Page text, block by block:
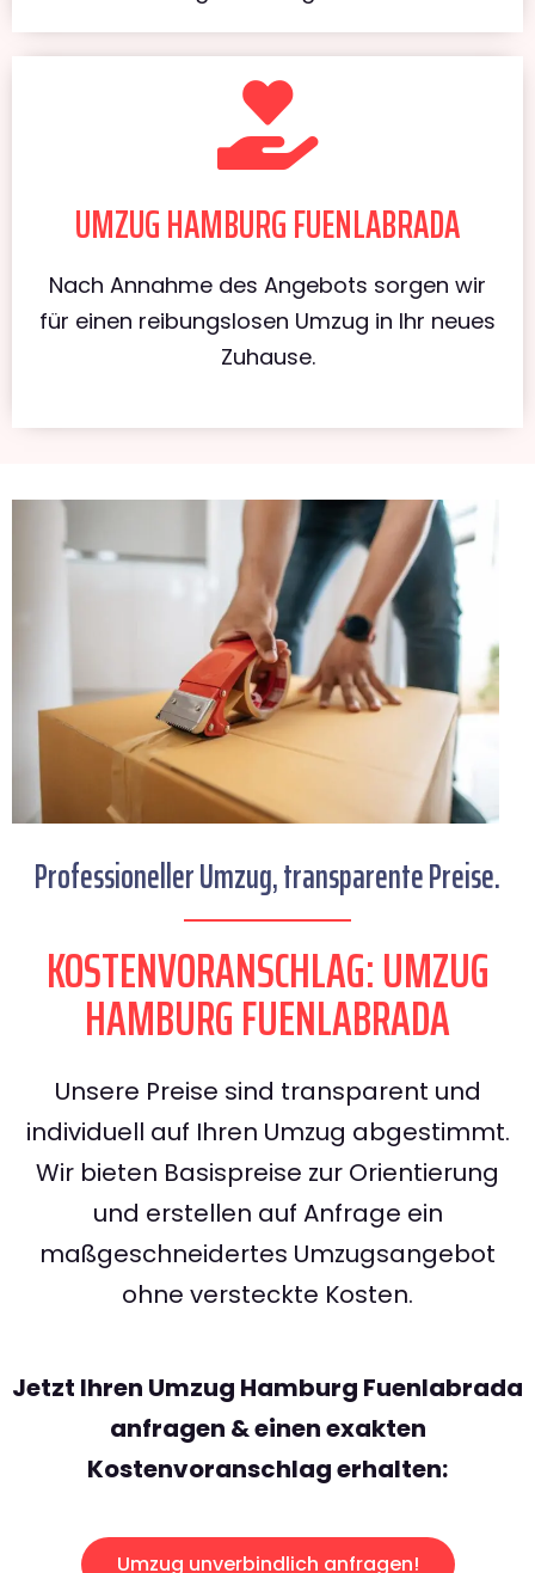
UMZUG HAMBURG FUENLABRADA
Nach Annahme des Angebots sorgen wir
für einen reibungslosen Umzug in Ihr neues
Zuhause.
Professioneller Umzug, transparente Preise.
KOSTENVORANSCHLAG: UMZUG
HAMBURG FUENLABRADA
Unsere Preise sind transparent und
individuell auf Ihren Umzug abgestimmt.
Wir bieten Basispreise zur Orientierung
und erstellen auf Anfrage ein
maßgeschneidertes Umzugsangebot
ohne versteckte Kosten.
Jetzt Ihren Umzug Hamburg Fuenlabrada
anfragen & einen exakten
Kostenvoranschlag erhalten:
Umzug unverbindlich anfragen!